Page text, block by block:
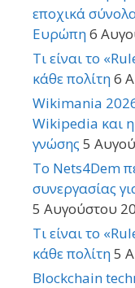
εποχικά
Ευρώπη6
Τι είναι το
κάθε πολίτη6
Wikimania
Wikipedia και
γνώσης 5
Το Nets4Dem
συνεργασίας
5 Αυγούστου
Τι είναι το
κάθε πολίτη5
Blockchain